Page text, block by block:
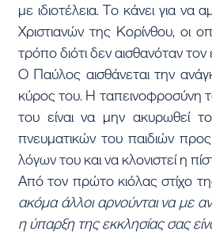
με ιδιοτέλεια. Το κάνει για να
Χριστιανών της Κορίνθου, οι
τρόπο διότι δεν αισθανόταν
Ο Παύλος αισθάνεται την
κύρος του. Η ταπεινοφροσύνη
του είναι να μην ακυρωθεί
πνευματικών του παιδιών
λόγων του και να κλονιστεί η
Από τον πρώτο κιόλας στίχο
ακόμα άλλοι αρνούνται να με
η ύπαρξη της εκκλησίας σας